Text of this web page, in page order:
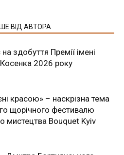
ВІД АВТОРА
здобуття Премії імені
Косенка 2026 року
красою» – наскрізна тема
щорічного фестивалю
мистецтва Bouquet Kyiv